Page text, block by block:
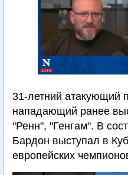
31-летний атакующий
нападающий ранее
"Ренн", "Генгам". В
Бардон выступал в
европейских